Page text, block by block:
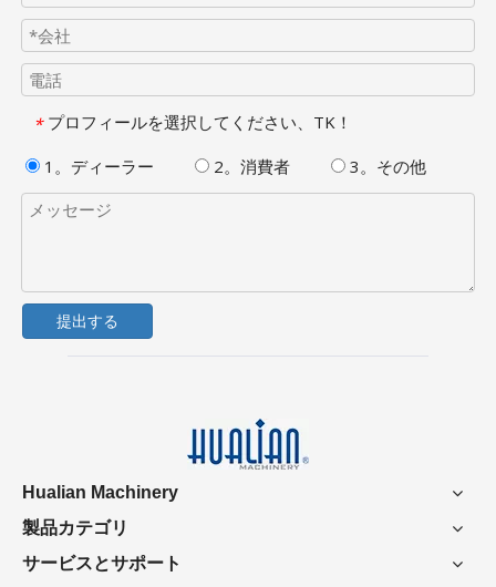
* プロフィールを選択してください、TK！
1。ディーラー
2。消費者 3。その他
提出する
Hualian Machinery
製品カテゴリ
サービスとサポート